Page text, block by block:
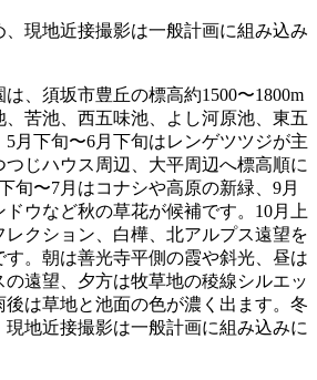
現地近接撮影は一般計画に組み込み
、須坂市豊丘の標高約1500〜1800m
苦池、西五味池、よし河原池、東五
月下旬〜6月下旬はレンゲツツジが主
じハウス周辺、大平周辺へ標高順に
旬〜7月はコナシや高原の新緑、9月
ドウなど秋の草花が候補です。10月上
クション、白樺、北アルプス遠望を
。朝は善光寺平側の霞や斜光、昼は
遠望、夕方は牧草地の稜線シルエッ
後は草地と池面の色が濃く出ます。冬
地近接撮影は一般計画に組み込みに